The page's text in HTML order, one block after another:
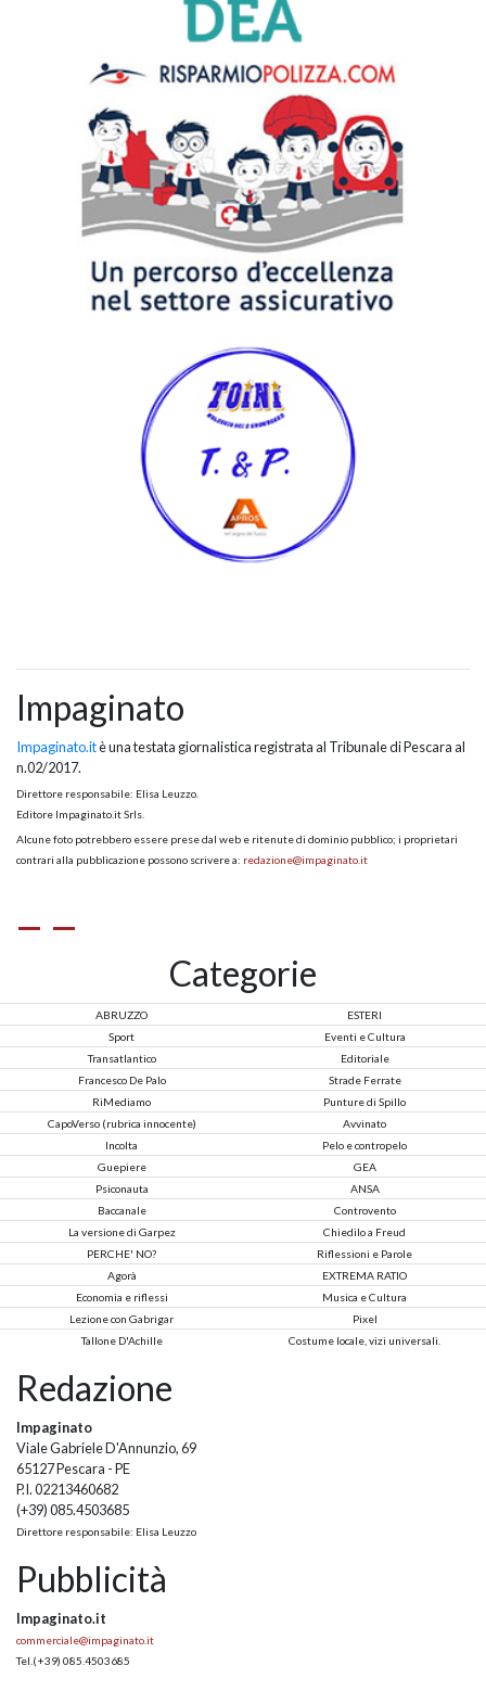
Impaginato
Impaginato.itè una testata giornalistica registrata al Tribunale di Pescara al
n.02/2017.
Direttore responsabile: Elisa Leuzzo.
Editore Impaginato.it Srls.
Alcune foto potrebbero essere prese dal web e ritenute di dominio pubblico; i proprietari
contrari alla pubblicazione possono scrivere a: redazione@impaginato.it
Categorie
ABRUZZO
ESTERI
Sport
Eventi e Cultura
Transatlantico
Editoriale
Francesco De Palo
Strade Ferrate
RiMediamo
Punture di Spillo
CapoVerso (rubrica innocente)
Avvinato
Incolta
Pelo e contropelo
Guepiere
GEA
Psiconauta
ANSA
Baccanale
Controvento
La versione di Garpez
Chiedilo a Freud
PERCHE' NO?
Riflessioni e Parole
Agorà
EXTREMA RATIO
Economia e riflessi
Musica e Cultura
Lezione con Gabrigar
Pixel
Tallone D'Achille
Costume locale, vizi universali.
Redazione
Impaginato
Viale Gabriele D'Annunzio, 69
65127 Pescara - PE
P.I. 02213460682
(+39) 085.4503685
Direttore responsabile: Elisa Leuzzo
Pubblicità
Impaginato.it
commerciale@impaginato.it
Tel. (+39) 085.4503685